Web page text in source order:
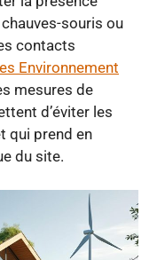
souris ou
contacts
Environnement
mesures de
d’éviter les
qui prend en
du site.